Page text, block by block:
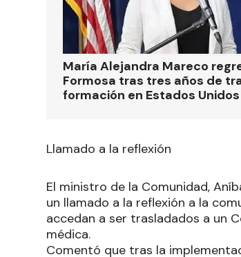
María Alejandra Mareco
Formosa tras tres años de
formación en Estados Unidos
Llamado a la reflexión
El ministro de la Comunidad,
un llamado a la reflexión a la
accedan a ser trasladados a un
médica.
Comentó que tras la